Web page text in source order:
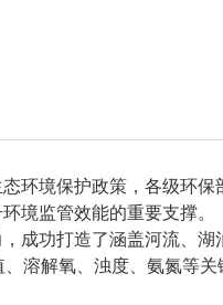
环境保护政策，各级环保
境监管效能的重要支撑。
成功打造了涵盖河流、湖
、溶解氧、浊度、氨氮等关